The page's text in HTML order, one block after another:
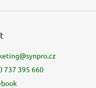
@synpro.cz
737 395 660